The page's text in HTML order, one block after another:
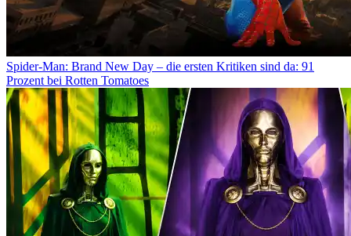
Spider-Man: Brand New Day – die ersten Kritiken sind da: 91
Prozent bei Rotten Tomatoes